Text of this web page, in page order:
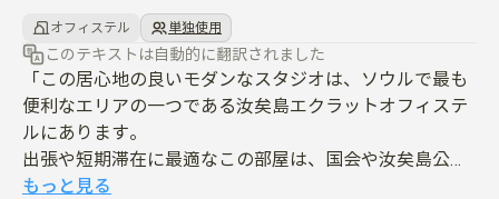
オフィステル 単独使用
このテキストは自動的に翻訳されました
「この居心地の良いモダンなスタジオは、ソウルで最も
便利なエリアの一つである汝矣島エクラットオフィステ
ルにあります。
出張や短期滞在に最適なこの部屋は、国会や汝矣島公園
などの公共交通機関や近隣のランドマークに簡単にアク
もっと見る